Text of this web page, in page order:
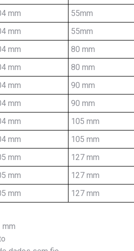
mm 55mm
mm 55mm
mm 80 mm
mm 80 mm
mm 90 mm
mm 90 mm
mm 105 mm
mm 105 mm
mm 127 mm
mm 127 mm
mm 127 mm
mm